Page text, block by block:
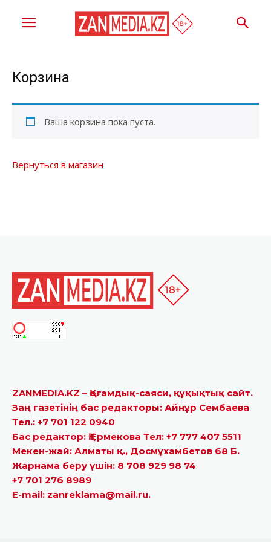
Корзина
Ваша корзина пока пуста.
Вернуться в магазин
ZANMEDIA.KZ – Қоғамдық-саяси, құқықтық сайт.
Заң газетінің бас редакторы: Айнұр Сембаева
Тел.: +7 701 122 0940
Бас редактор: Қ.Ермекова Тел: +7 777 407 5511
Мекен-жай: Алматы қ., Досмұхамбетов 68 Б.
Жарнама беру үшін: 8 708 929 98 74
+7 701 276 8989
E-mail: zanreklama@mail.ru.